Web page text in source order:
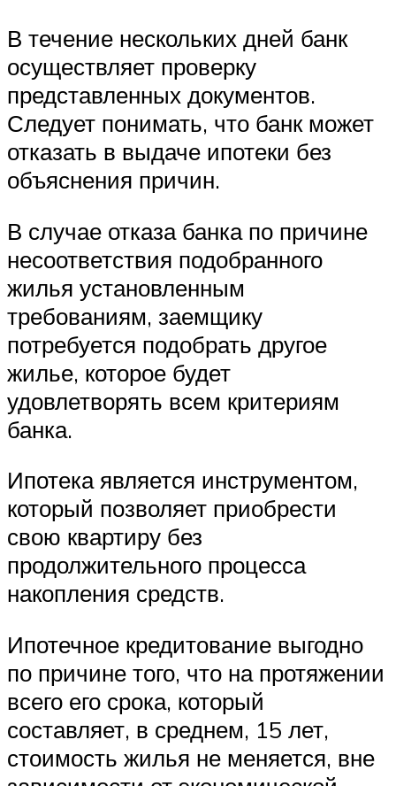
В течение нескольких дней банк
осуществляет проверку
представленных документов.
Следует понимать, что банк может
отказать в выдаче ипотеки без
объяснения причин.
В случае отказа банка по причине
несоответствия подобранного
жилья установленным
требованиям, заемщику
потребуется подобрать другое
жилье, которое будет
удовлетворять всем критериям
банка.
Ипотека является инструментом,
который позволяет приобрести
свою квартиру без
продолжительного процесса
накопления средств.
Ипотечное кредитование выгодно
по причине того, что на протяжении
всего его срока, который
составляет, в среднем, 15 лет,
стоимость жилья не меняется, вне